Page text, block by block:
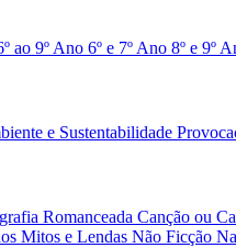
ao 9º Ano 6º e 7º Ano 8º e 9º
e Sustentabilidade
Romanceada Canção ou
Mitos e Lendas Não Ficção